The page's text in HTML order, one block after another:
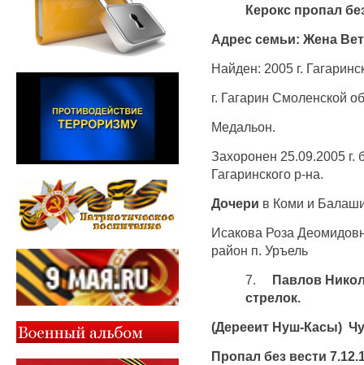
Керокс пропал
Адрес семьи: Жена
Найден: 2005 г.
г. Гагарин Смоленской
Медальон.
Захоронен 25.09.2005 г.
Гагаринского р-на.
Дочери в Коми и
Исакова Роза
район п. Уръель
7. Павлов
стрелок.
(Дерееит Нуш-Касы)
Пропал без вести